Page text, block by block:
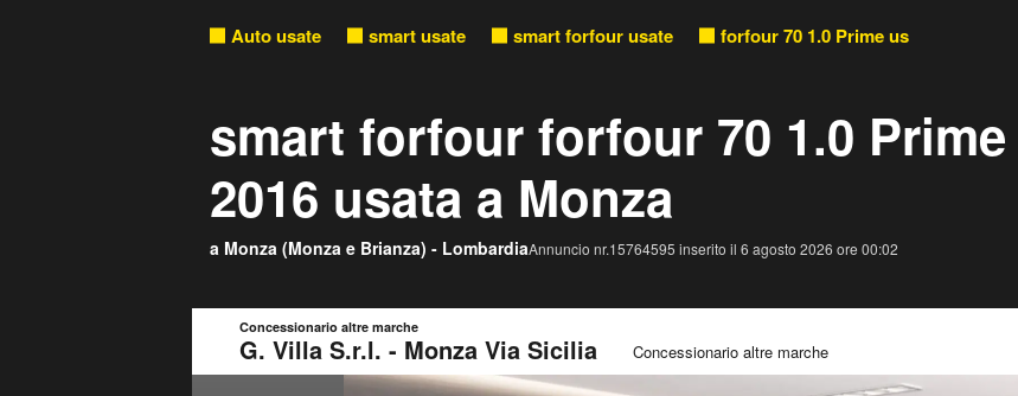
Auto usate smart usate smart forfour usate forfour 70 1.0 Prime usate
smart forfour forfour 70 1.0 Prime
2016 usata a Monza
a Monza (Monza e Brianza) - LombardiaAnnuncio nr.15764595 inserito il 6 agosto 2026 ore 00:02
Concessionario altre marche
G. Villa S.r.l. - Monza Via Sicilia Concessionario altre marche